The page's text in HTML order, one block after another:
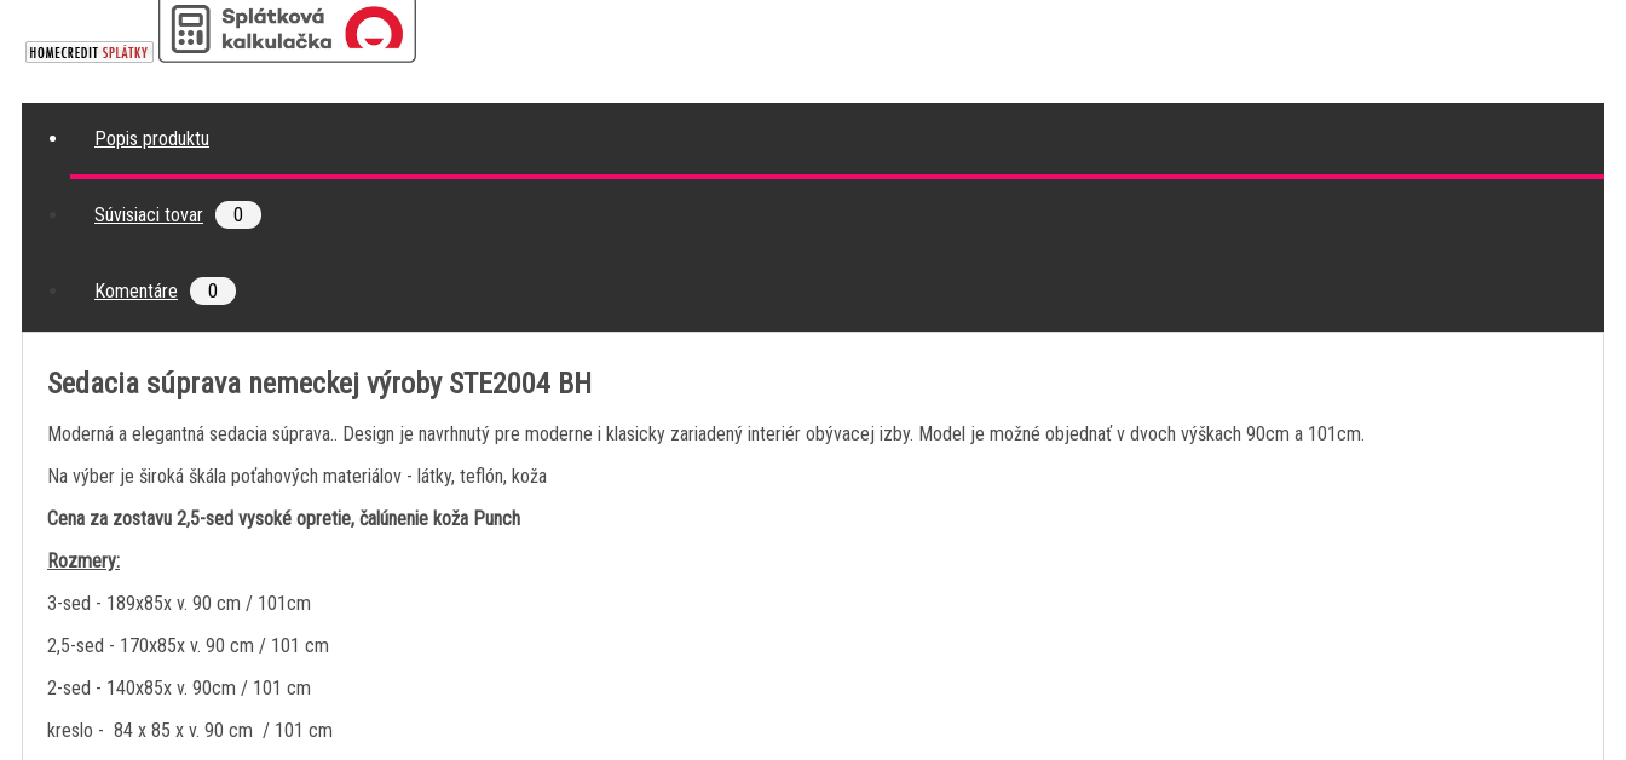
Popis produktu
Súvisiaci tovar 0
Komentáre 0
Sedacia súprava nemeckej výroby STE2004 BH
Moderná a elegantná sedacia súprava.. Design je navrhnutý pre moderne i klasicky zariadený interiér obývacej izby. Model je možné objednať v dvoch výškach 90cm a 101cm.
Na výber je široká škála poťahových materiálov - látky, teflón, koža
Cena za zostavu 2,5-sed vysoké opretie, čalúnenie koža Punch
Rozmery:
3-sed - 189x85x v. 90 cm / 101cm
2,5-sed - 170x85x v. 90 cm / 101 cm
2-sed - 140x85x v. 90cm / 101 cm
kreslo - 84 x 85 x v. 90 cm / 101 cm